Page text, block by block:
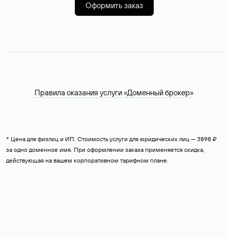
Оформить заказ
Правила оказания услуги «Доменный брокер»
* Цена для физлиц и ИП. Стоимость услуги для юридических лиц — 3898 ₽
за одно доменное имя. При оформлении заказа применяется скидка,
действующая на вашем корпоративном тарифном плане.